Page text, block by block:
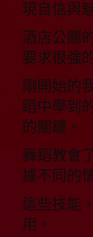
現自信與
酒店公關
要求很強
剛開始的
蹈中學到
的關鍵。
舞蹈教會
據不同的
這些技能
用。